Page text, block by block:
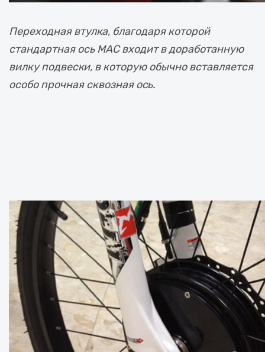
Переходная втулка, благодаря которой
стандартная ось MAC входит в доработанную
вилку подвески, в которую обычно вставляется
особо прочная сквозная ось.